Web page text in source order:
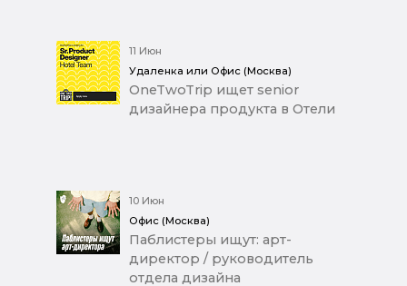
11 Июн
Удаленка или Офис (Москва)
OneTwoTrip ищет senior
дизайнера продукта в Отели
10 Июн
Офис (Москва)
Паблистеры ищут: арт-
директор / руководитель
отдела дизайна